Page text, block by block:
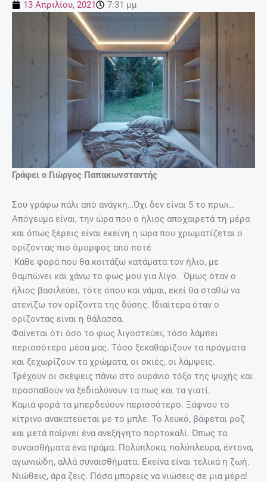
13 Απριλίου, 2021 7:31 μμ
Γράφει ο Γιώργος Παπακωνσταντής
Σου γράφω πάλι από ανάγκη…Όχι δεν είναι 5 το πρωι…
Απόγευμα είναι, την ώρα που ο ήλιος αποχαιρετά τη μέρα
και όπως ξέρεις είναι εκείνη η ώρα που χρωματίζεται ο
ορίζοντας πιο όμορφος από ποτέ
Κάθε φορά που θα κοιτάξω κατάματα τον ήλιο, με
θαμπώνει και χάνω το φως μου για λίγο. Όμως όταν ο
ήλιος βασιλεύει, τότε όπου και νάμαι, εκεί θα σταθώ να
ατενίζω τον ορίζοντα της δύσης. Ιδιαίτερα όταν ο
ορίζοντας είναι η θάλασσα.
Φαίνεται ότι όσο το φως λιγοστεύει, τόσο λάμπει
περισσότερο μέσα μας. Τόσο ξεκαθαρίζουν τα πράγματα
και ξεχωρίζουν τα χρώματα, οι σκιές, οι λάμψεις.
Τρέχουν οι σκέψεις πάνω στο ουράνιο τόξο της ψυχής και
προσπαθούν να ξεδιαλύνουν τα πως και τα γιατί.
Καμιά φορά τα μπερδεύουν περισσότερο. Ξάφνου το
κίτρινο ανακατεύεται με το μπλε. Το λευκό, βάφεται ροζ
και μετά παίρνει ένα ανεξήγητο πορτοκαλί. Όπως τα
συναισθήματα ένα πράμα. Πολύπλοκα, πολύπλευρα, έντονα,
αγωνιώδη, αλλά συναισθήματα. Εκείνα είναι τελικά η ζωή.
Νιώθεις, άρα ζεις. Πόσα μπορείς να νιώσεις σε μια μέρα!